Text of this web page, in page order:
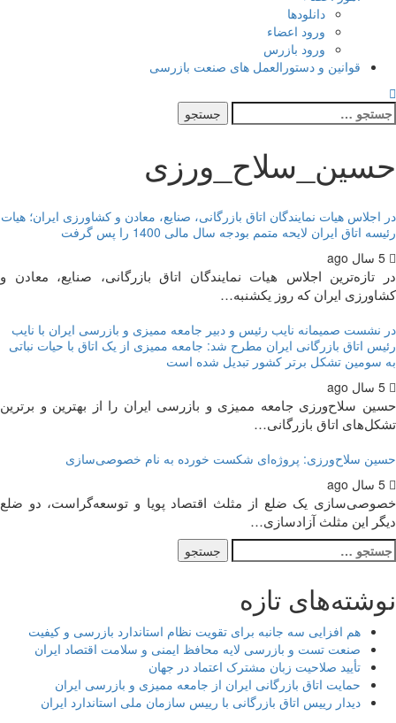
دانلودها
ورود اعضاء
ورود بازرس
قوانین و دستورالعمل های صنعت بازرسی
هیات نمایندگان اتاق بازرگانی، صنایع، معادن و کشاورزی ایران؛ هیات
اتاق ایران لایحه متمم بودجه سال مالی 1400 را پس گرفت
تازه‌ترین اجلاس هیات نمایندگان اتاق بازرگانی، صنایع، معادن و
ایران که روز یکشنبه…
صمیمانه نایب رئیس و دبیر جامعه ممیزی و بازرسی ایران با نایب
اتاق بازرگانی ایران مطرح شد: جامعه ممیزی از یک اتاق با حیات نباتی
سومین تشکل برتر کشور تبدیل شده است
سلاح‌ورزی جامعه ممیزی و بازرسی ایران را از بهترین و برترین
اتاق بازرگانی…
سلاح‌ورزی: پروژه‌ای شکست خورده به نام خصوصی‌سازی
یک ضلع از مثلث اقتصاد پویا و توسعه‌گراست، دو ضلع
این مثلث آزادسازی…
تازه
هم افزایی سه جانبه برای تقویت نظام استاندارد بازرسی و کیفیت
صنعت تست و بازرسی لایه محافظ ایمنی و سلامت اقتصاد ایران
تأیید صلاحیت زبان مشترک اعتماد در جهان
حمایت اتاق بازرگانی ایران از جامعه ممیزی و بازرسی ایران
دیدار رییس اتاق بازرگانی با رییس سازمان ملی استاندارد ایران